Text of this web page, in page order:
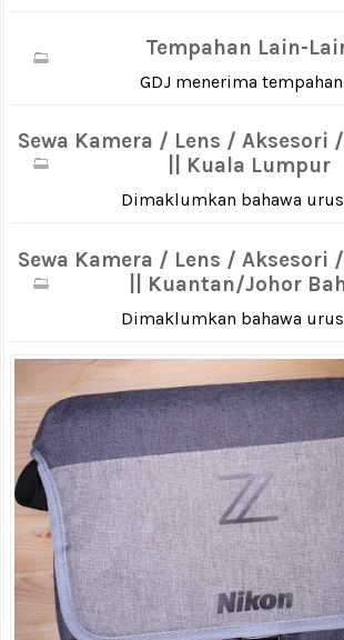
Tempahan Lain-
GDJ menerima tempahan
Sewa Kamera / Lens / Aksesori
|| Kuala Lumpur
Dimaklumkan bahawa
Sewa Kamera / Lens / Aksesori
|| Kuantan/Johor
Dimaklumkan bahawa